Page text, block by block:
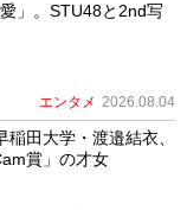
」。STU48と2nd写
エンタメ 2026.08.04
稲田大学・渡邉結衣、
賞」の才女